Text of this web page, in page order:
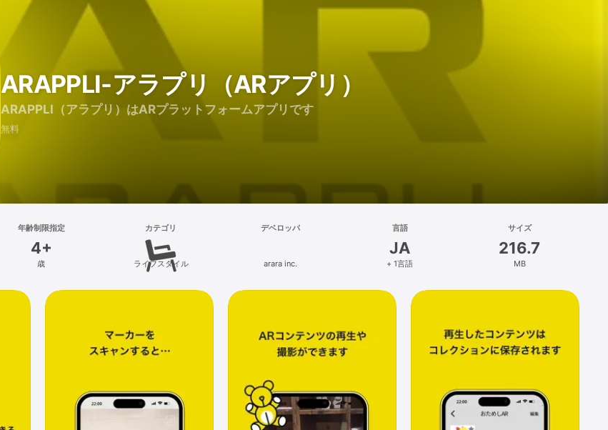
ARAPPLI-アラプリ（ARアプリ）
ARAPPLI（アラプリ）はARプラットフォームアプリです
無料
年齢制限指定
4+
歳
カテゴリ
ライフスタイル
デベロッパ
arara inc.
言語
JA
+ 1言語
サイズ
216.7
MB